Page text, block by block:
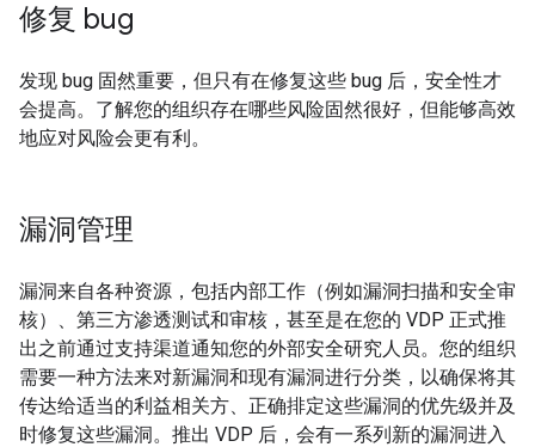
修复 bug
发现 bug 固然重要，但只有在修复这些 bug 后，安全性才
会提高。了解您的组织存在哪些风险固然很好，但能够高效
地应对风险会更有利。
漏洞管理
漏洞来自各种资源，包括内部工作（例如漏洞扫描和安全审
核）、第三方渗透测试和审核，甚至是在您的 VDP 正式推
出之前通过支持渠道通知您的外部安全研究人员。您的组织
需要一种方法来对新漏洞和现有漏洞进行分类，以确保将其
传达给适当的利益相关方、正确排定这些漏洞的优先级并及
时修复这些漏洞。推出 VDP 后，会有一系列新的漏洞进入